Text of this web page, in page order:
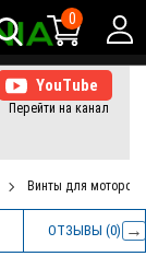
0
(073) 61-77-
167
Винты для моторов
ОТЗЫВЫ (0)